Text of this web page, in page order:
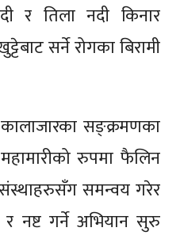
र तिला नदी किनार
सर्ने रोगका बिरामी
सङ्क्रमणका
रुपमा फैलिन
समन्वय गरेर
र नष्ट गर्ने अभियान सुरु